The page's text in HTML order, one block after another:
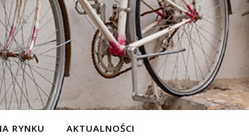
RYNKU AKTUALNOŚCI